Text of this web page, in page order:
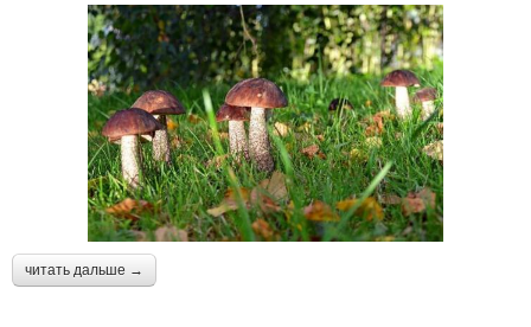
читать дальше →